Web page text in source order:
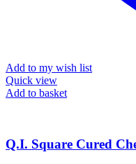
Add to my wish list
Quick view
Add to basket
Q.I. Square Cured